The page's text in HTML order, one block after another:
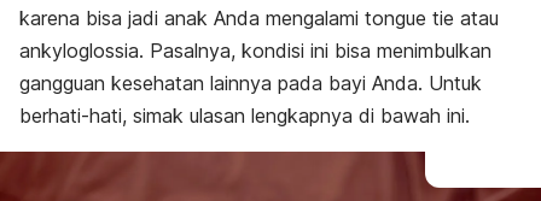
Diagnosis
Pengobatan
Perawatan di rumah
karena bisa jadi anak Anda mengalami tongue tie atau
ankyloglossia. Pasalnya, kondisi ini bisa menimbulkan
gangguan kesehatan lainnya pada bayi Anda. Untuk
berhati-hati, simak ulasan lengkapnya di bawah ini.